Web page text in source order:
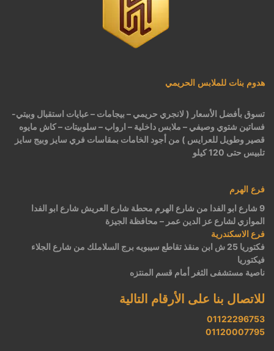
هدوم بنات للملابس الحريمي
تسوق بأفضل الأسعار ( لانجري حريمي – بيجامات – عبايات استقبال وبيتي-
فساتين شتوي وصيفي – ملابس داخلية – ارواب – سلوبيتات – كاش مايوه
قصير وطويل للعرايس ) من أجود الخامات بمقاسات فري سايز وبيج سايز
تلبيس حتى 120 كيلو
فرع الهرم
9 شارع ابو الفدا من شارع الهرم محطة شارع العريش شارع ابو الفدا
الموازي لشارع عز الدين عمر – محافظة الجيزة
فرع الاسكندرية
فكتوريا 25 ش ابن منقذ تقاطع سيبويه برج السلاملك من شارع الجلاء
فيكتوريا
ناصية مستشفى الثغر أمام قسم المنتزه
للاتصال بنا على الأرقام التالية
01122296753
01120007795